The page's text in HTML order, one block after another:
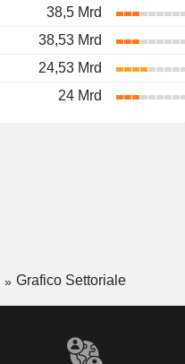
38,5 Mrd
38,53 Mrd
24,53 Mrd
24 Mrd
Grafico Settoriale